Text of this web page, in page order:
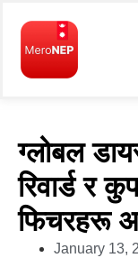
ग्लोबल
रिवार्ड र
फिचरहरू
January 13,